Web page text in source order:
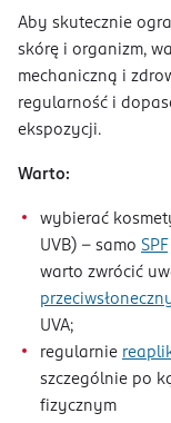
Aby skutecznie
skórę i organizm,
mechaniczną i
regularność i
ekspozycji.
Warto:
wybierać
UVB) – samo SPF
warto zwrócić
UVA;
regularnie
szczególnie po
fizycznym